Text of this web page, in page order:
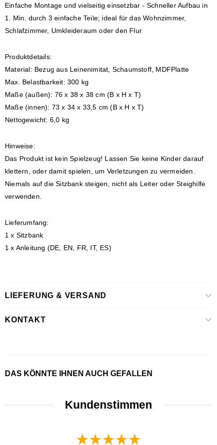
Einfache Montage und vielseitig einsetzbar - Schneller Aufbau in
1. Min. durch 3 einfache Teile; ideal für das Wohnzimmer,
Schlafzimmer, Umkleideraum oder den Flur
Produktdetails:
Material: Bezug aus Leinenimitat, Schaumstoff, MDFPlatte
Max. Belastbarkeit: 300 kg
Maße (außen): 76 x 38 x 38 cm (B x H x T)
Maße (innen): 73 x 34 x 33,5 cm (B x H x T)
Nettogewicht: 6,0 kg
Hinweise:
Das Produkt ist kein Spielzeug! Lassen Sie keine Kinder darauf
klettern, oder damit spielen, um Verletzungen zu vermeiden.
Niemals auf die Sitzbank steigen, nicht als Leiter oder Steighilfe
verwenden.
Lieferumfang:
1 x Sitzbank
1 x Anleitung (DE, EN, FR, IT, ES)
LIEFERUNG & VERSAND
KONTAKT
DAS KÖNNTE IHNEN AUCH GEFALLEN
Kundenstimmen